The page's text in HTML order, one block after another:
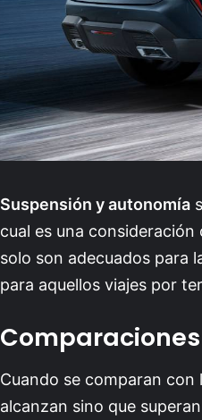
Suspensión y autonomía
cual es una
solo son adecuados para
para aquellos viajes por
Cuando se comparan
alcanzan sino que